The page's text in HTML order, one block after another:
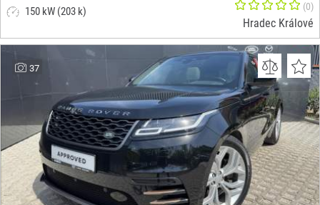
150 kW (203 k)
(0)
Hradec Králové
37